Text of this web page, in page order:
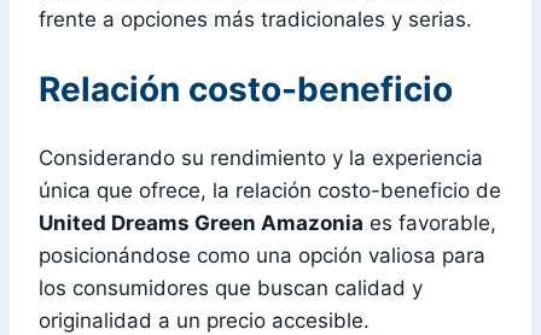
frente a opciones más tradicionales y serias.
Relación costo-beneficio
Considerando su rendimiento y la experiencia
única que ofrece, la relación costo-beneficio de
United Dreams Green Amazonia es favorable,
posicionándose como una opción valiosa para
los consumidores que buscan calidad y
originalidad a un precio accesible.